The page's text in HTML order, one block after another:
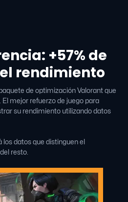
+57% de
rendimiento
de optimización Valorant que
El mejor refuerzo de juego para
su rendimiento utilizando datos
datos que distinguen el
resto.